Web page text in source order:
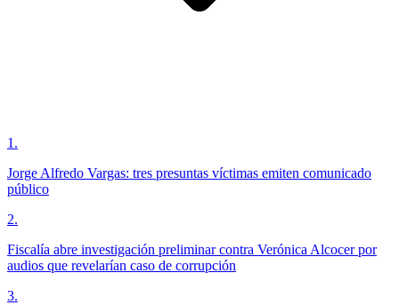
1 .
Jorge Alfredo Vargas: tres presuntas víctimas emiten comunicado
público
2.
Fiscalía abre investigación preliminar contra Verónica Alcocer por
audios que revelarían caso de corrupción
3.